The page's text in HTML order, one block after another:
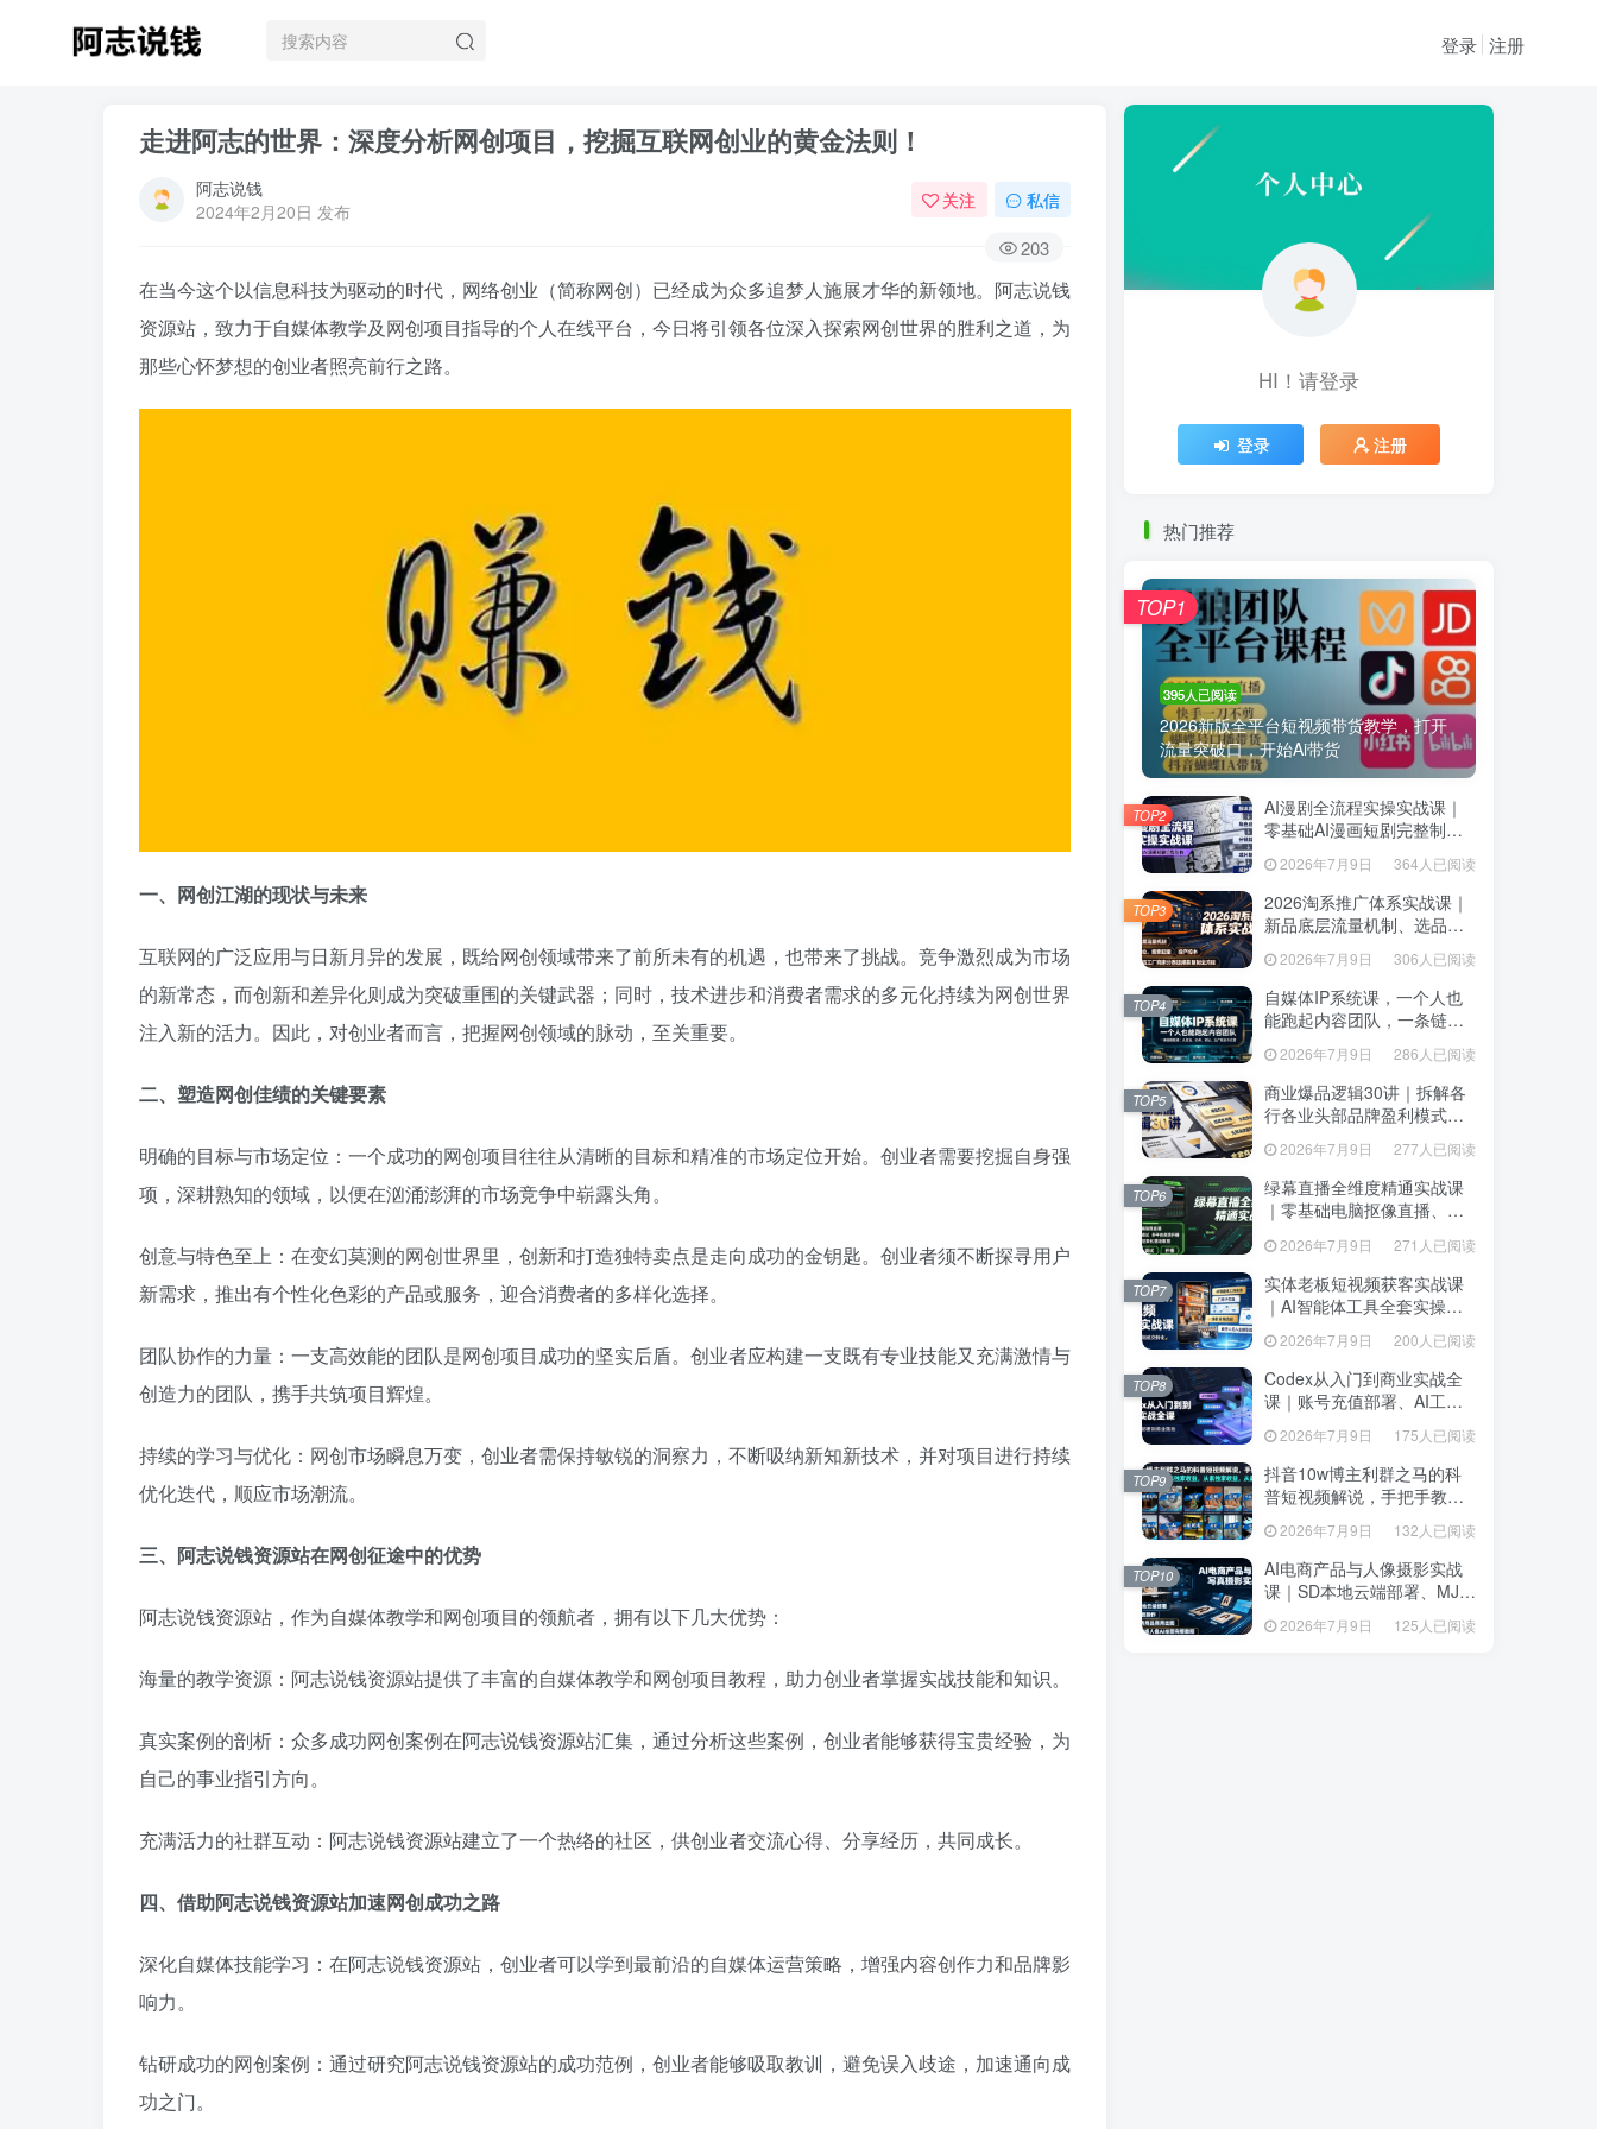
登录 注册
走进阿志的世界：深度分析网创项目，挖掘互联网创业的黄金法则！
阿志说钱
2024年2月20日 发布
关注 私信
203
在当今这个以信息科技为驱动的时代，网络创业（简称网创）已经成为众多追梦人施展才华的新领地。阿志说钱
资源站，致力于自媒体教学及网创项目指导的个人在线平台，今日将引领各位深入探索网创世界的胜利之道，为
那些心怀梦想的创业者照亮前行之路。
一、网创江湖的现状与未来
互联网的广泛应用与日新月异的发展，既给网创领域带来了前所未有的机遇，也带来了挑战。竞争激烈成为市场
的新常态，而创新和差异化则成为突破重围的关键武器；同时，技术进步和消费者需求的多元化持续为网创世界
注入新的活力。因此，对创业者而言，把握网创领域的脉动，至关重要。
二、塑造网创佳绩的关键要素
明确的目标与市场定位：一个成功的网创项目往往从清晰的目标和精准的市场定位开始。创业者需要挖掘自身强
项，深耕熟知的领域，以便在汹涌澎湃的市场竞争中崭露头角。
创意与特色至上：在变幻莫测的网创世界里，创新和打造独特卖点是走向成功的金钥匙。创业者须不断探寻用户
新需求，推出有个性化色彩的产品或服务，迎合消费者的多样化选择。
团队协作的力量：一支高效能的团队是网创项目成功的坚实后盾。创业者应构建一支既有专业技能又充满激情与
创造力的团队，携手共筑项目辉煌。
持续的学习与优化：网创市场瞬息万变，创业者需保持敏锐的洞察力，不断吸纳新知新技术，并对项目进行持续
优化迭代，顺应市场潮流。
三、阿志说钱资源站在网创征途中的优势
阿志说钱资源站，作为自媒体教学和网创项目的领航者，拥有以下几大优势：
海量的教学资源：阿志说钱资源站提供了丰富的自媒体教学和网创项目教程，助力创业者掌握实战技能和知识。
真实案例的剖析：众多成功网创案例在阿志说钱资源站汇集，通过分析这些案例，创业者能够获得宝贵经验，为
自己的事业指引方向。
充满活力的社群互动：阿志说钱资源站建立了一个热络的社区，供创业者交流心得、分享经历，共同成长。
四、借助阿志说钱资源站加速网创成功之路
深化自媒体技能学习：在阿志说钱资源站，创业者可以学到最前沿的自媒体运营策略，增强内容创作力和品牌影
响力。
钻研成功的网创案例：通过研究阿志说钱资源站的成功范例，创业者能够吸取教训，避免误入歧途，加速通向成
功之门。
HI！请登录
登录 注册
热门推荐
395人已阅读
2026新版全平台短视频带货教学，打开
流量突破口，开始Ai带货
TOP1
AI漫剧全流程实操实战课｜
零基础AI漫画短剧完整制
作、脚本出图成片全链路落
2026年7月9日 364人已阅读
TOP2
2026淘系推广体系实战课｜
新品底层流量机制、选品定
位、搜索起量、投产控本、
新店老店工厂商家分赛道爆
款全流程
2026年7月9日 306人已阅读
TOP3
自媒体IP系统课，一个人也
能跑起内容团队，一条链路
跑通，从定位、热点、表
达、生产到发布托管
2026年7月9日 286人已阅读
TOP4
商业爆品逻辑30讲｜拆解各
行各业头部品牌盈利模式，
吃透爆品打造、低成本传
播、长效变现全套商业思维
课
2026年7月9日 277人已阅读
TOP5
绿幕直播全维度精通实战课
｜零基础电脑抠像直播、
OBS高阶调试、多平台高清
开播、直播间视觉美化落地
教程
2026年7月9日 271人已阅读
TOP6
实体老板短视频获客实战课
｜AI智能体工具全套实操、
门店IP打造、爆款变现选
题、数字人无人出镜引流完
整教程
2026年7月9日 200人已阅读
TOP7
Codex从入门到商业实战全
课｜账号充值部署、AI工具
联动、核心功能精讲、自动
化搭建、全站项目开发零基
础教程
2026年7月9日 175人已阅读
TOP8
抖音10w博主利群之马的科
普短视频解说，手把手教你
解锁伙伴计划+精选独家收
益，从素材到成片全流程
2026年7月9日 132人已阅读
TOP9
AI电商产品与人像摄影实战
课｜SD本地云端部署、MJ全
套操作、多品类商品商用出
图、创意风格人像AI绘图完
2026年7月9日 125人已阅读
TOP10
HI！请登录
登录 注册
热门推荐
395人已阅读
2026新版全平台短视频带货教学，打开
流量突破口，开始Ai带货
TOP1
AI漫剧全流程实操实战课｜
零基础AI漫画短剧完整制
作、脚本出图成片全链路落
地教程
2026年7月9日 364人已阅读
TOP2
2026淘系推广体系实战课｜
新品底层流量机制、选品定
位、搜索起量、投产控本、
新店老店工厂商家分赛道爆
款全流程
2026年7月9日 306人已阅读
TOP3
自媒体IP系统课，一个人也
能跑起内容团队，一条链路
跑通，从定位、热点、表
达、生产到发布托管
2026年7月9日 286人已阅读
TOP4
商业爆品逻辑30讲｜拆解各
行各业头部品牌盈利模式，
吃透爆品打造、低成本传
播、长效变现全套商业思维
课
2026年7月9日 277人已阅读
TOP5
绿幕直播全维度精通实战课
｜零基础电脑抠像直播、
开播、直播间视觉美化落地
教程
2026年7月9日 271人已阅读
TOP6
实体老板短视频获客实战课
｜AI智能体工具全套实操、
题、数字人无人出镜引流完
整教程
2026年7月9日 200人已阅读
TOP7
Codex从入门到商业实战全
课｜账号充值部署、AI工具
化搭建、全站项目开发零基
础教程
2026年7月9日 175人已阅读
TOP8
抖音10w博主利群之马的科
普短视频解说，手把手教你
益，从素材到成片全流程
2026年7月9日 132人已阅读
TOP9
AI电商产品与人像摄影实战
课｜SD本地云端部署、MJ全
图、创意风格人像AI绘图完
2026年7月9日 125人已阅读
TOP10